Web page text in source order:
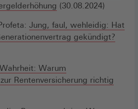
(30.08.2024)
Jung, faul, wehleidig: Hat
gekündigt?
Warum
Rentenversicherung richtig